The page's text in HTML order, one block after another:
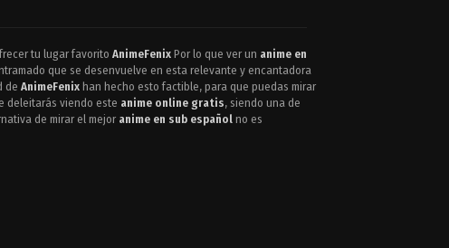
tu lugar favorito AnimeFenix Por lo que ver un anime en
que se desenvuelve en esta relevante y encantadora
de AnimeFenix han hecho esto factible, para que puedas mirar
deleitarás viendo este anime online gratis, siendo una de
de mirar el mejor anime en sub español no es